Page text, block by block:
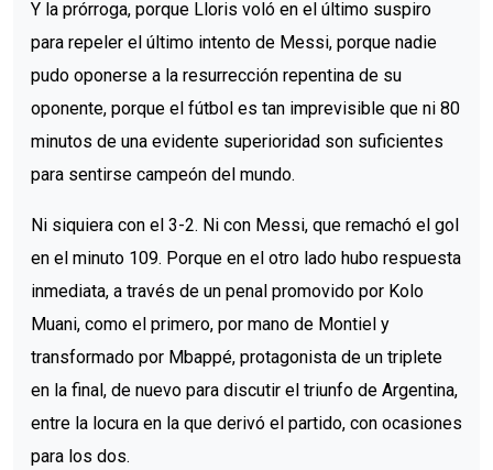
Y la prórroga, porque Lloris voló en el último suspiro
para repeler el último intento de Messi, porque nadie
pudo oponerse a la resurrección repentina de su
oponente, porque el fútbol es tan imprevisible que ni 80
minutos de una evidente superioridad son suficientes
para sentirse campeón del mundo.
Ni siquiera con el 3-2. Ni con Messi, que remachó el gol
en el minuto 109. Porque en el otro lado hubo respuesta
inmediata, a través de un penal promovido por Kolo
Muani, como el primero, por mano de Montiel y
transformado por Mbappé, protagonista de un triplete
en la final, de nuevo para discutir el triunfo de Argentina,
entre la locura en la que derivó el partido, con ocasiones
para los dos.